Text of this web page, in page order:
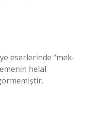
eserlerinde “mek-
helal